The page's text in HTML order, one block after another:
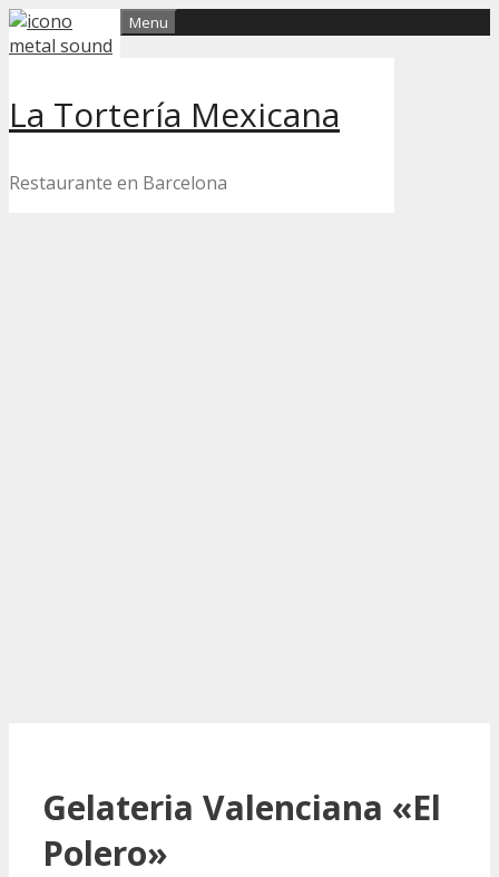
Skip
to
La Tortería Mexicana
Restaurante en Barcelona
Menu
Gelateria Valenciana «El
Polero»